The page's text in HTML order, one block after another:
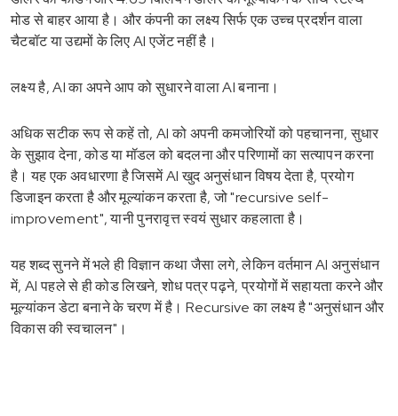
मोड से बाहर आया है। और कंपनी का लक्ष्य सिर्फ एक उच्च प्रदर्शन वाला
चैटबॉट या उद्यमों के लिए AI एजेंट नहीं है।
लक्ष्य है, AI का अपने आप को सुधारने वाला AI बनाना।
अधिक सटीक रूप से कहें तो, AI को अपनी कमजोरियों को पहचानना, सुधार
के सुझाव देना, कोड या मॉडल को बदलना और परिणामों का सत्यापन करना
है। यह एक अवधारणा है जिसमें AI खुद अनुसंधान विषय देता है, प्रयोग
डिजाइन करता है और मूल्यांकन करता है, जो "recursive self-
improvement", यानी पुनरावृत्त स्वयं सुधार कहलाता है।
यह शब्द सुनने में भले ही विज्ञान कथा जैसा लगे, लेकिन वर्तमान AI अनुसंधान
में, AI पहले से ही कोड लिखने, शोध पत्र पढ़ने, प्रयोगों में सहायता करने और
मूल्यांकन डेटा बनाने के चरण में है। Recursive का लक्ष्य है "अनुसंधान और
विकास की स्वचालन"।